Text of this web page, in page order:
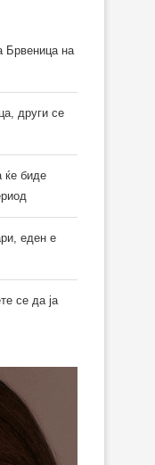
Брвеница на
други се
ќе биде
еден е
се да ја